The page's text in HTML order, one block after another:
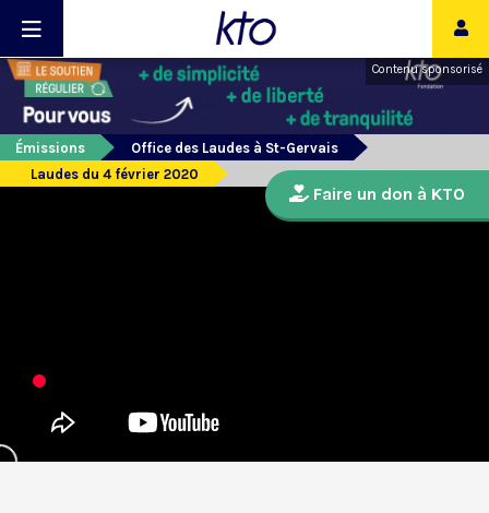
Contenu sponsorisé
Émissions
Office des Laudes à St-Gervais
Laudes du 4 février 2020
Faire un don à KTO